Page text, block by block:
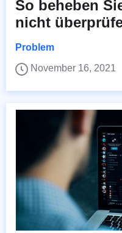
So beheben
nicht
Problem
November 16, 2021